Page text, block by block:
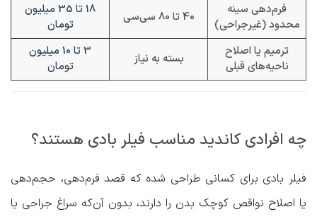
فرم‌دهی سینه
محدود (غیرجراحی)
40 تا 80 سی‌سی
18 تا 35 میلیون
تومان
ترمیم یا اصلاح
ناحیه‌های قبلی
بسته به نیاز
3 تا 10 میلیون
تومان
چه افرادی کاندید مناسب فیلر بادی هستند؟
فیلر بادی برای کسانی طراحی شده که قصد فرم‌دهی، حجم‌دهی
یا اصلاح نواقص کوچک بدن را دارند، بدون آن‌که سراغ جراحی یا